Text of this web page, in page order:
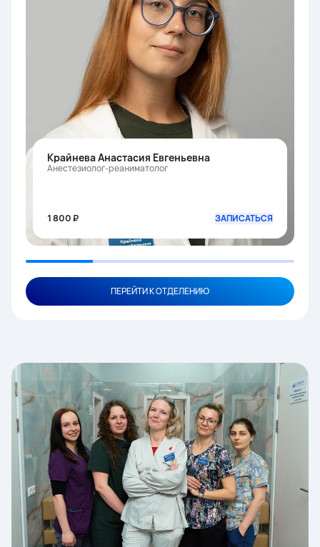
Крайнева Анастасия Евгеньевна
Анестезиолог-реаниматолог
1 800 ₽ ЗАПИСАТЬСЯ
ПЕРЕЙТИ К ОТДЕЛЕНИЮ